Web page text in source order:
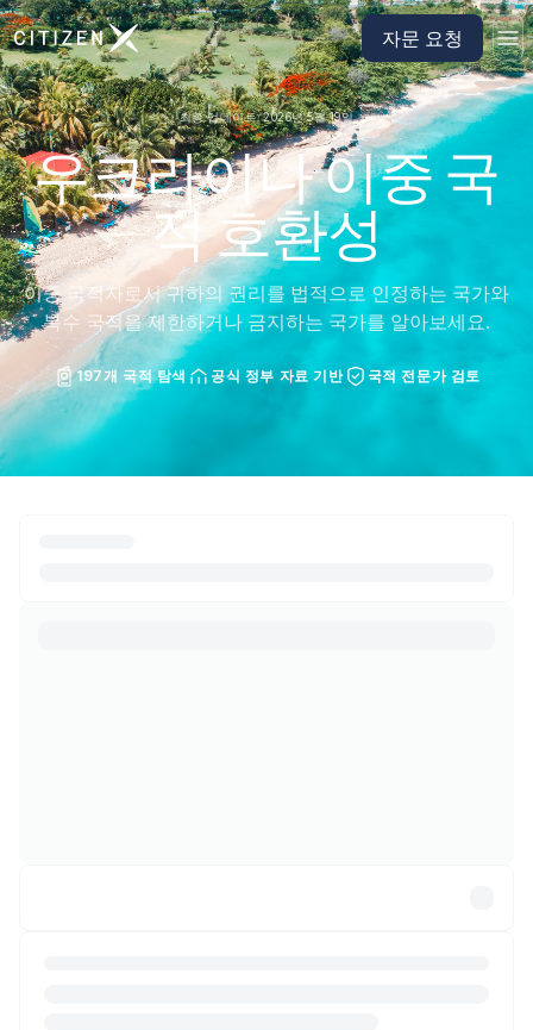
CitizenX 홈페이지로 이동 자문 요청
최종 업데이트: 2026년 5월 19일
우크라이나 이중 국
적 호환성
이중 국적자로서 귀하의 권리를 법적으로 인정하는 국가와
복수 국적을 제한하거나 금지하는 국가를 알아보세요.
197개 국적 탐색 공식 정부 자료 기반 국적 전문가 검토